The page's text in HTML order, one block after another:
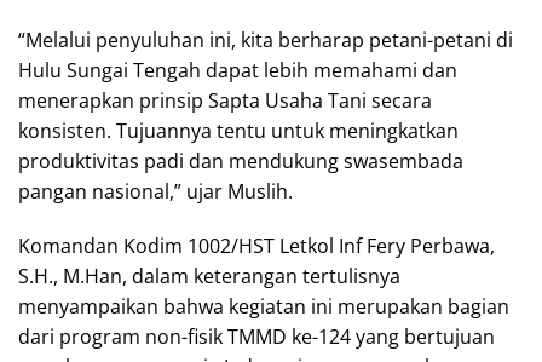
“Melalui penyuluhan ini, kita berharap petani-petani di
Hulu Sungai Tengah dapat lebih memahami dan
menerapkan prinsip Sapta Usaha Tani secara
konsisten. Tujuannya tentu untuk meningkatkan
produktivitas padi dan mendukung swasembada
pangan nasional,” ujar Muslih.
Komandan Kodim 1002/HST Letkol Inf Fery Perbawa,
S.H., M.Han, dalam keterangan tertulisnya
menyampaikan bahwa kegiatan ini merupakan bagian
dari program non-fisik TMMD ke-124 yang bertujuan